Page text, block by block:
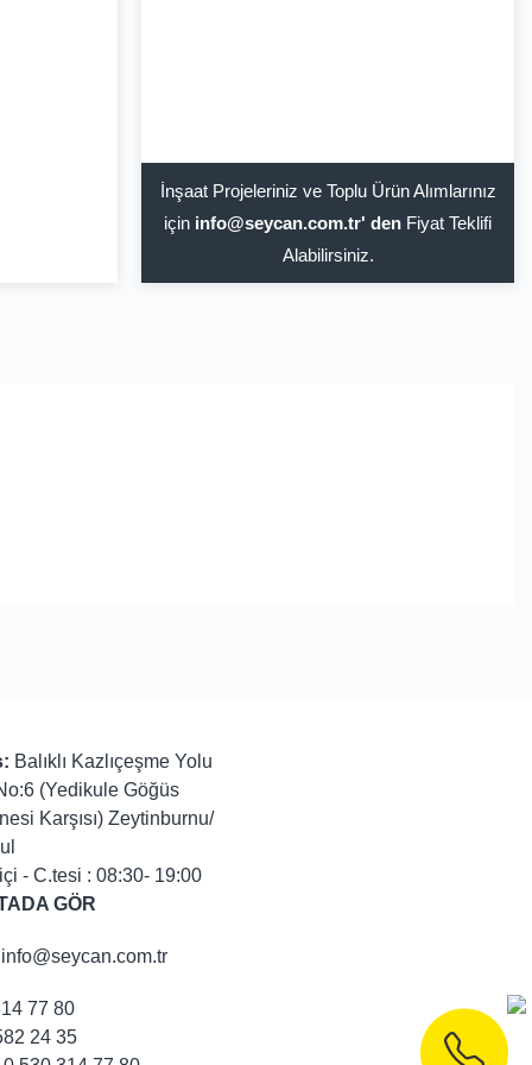
İnşaat Projeleriniz ve Toplu Ürün Alımlarınız
için info@seycan.com.tr' den Fiyat Teklifi
Alabilirsiniz.
Balıklı Kazlıçeşme Yolu
(Yedikule Göğüs
Karşısı) Zeytinburnu/
- C.tesi : 08:30- 19:00
GÖR
77 80
24 35